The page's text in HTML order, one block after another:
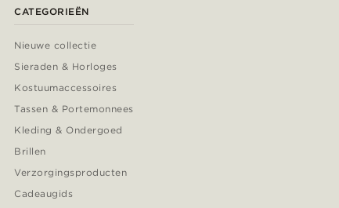
CATEGORIEËN
Nieuwe collectie
Sieraden & Horloges
Kostuumaccessoires
Tassen & Portemonnees
Kleding & Ondergoed
Brillen
Verzorgingsproducten
Cadeaugids